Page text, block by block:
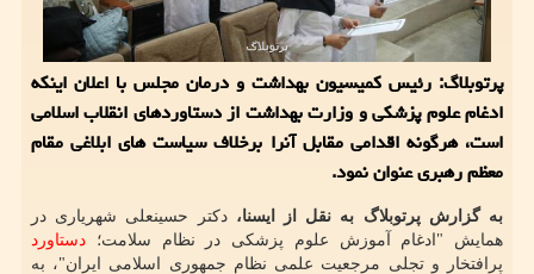
پرتوبلاگ: رئیس کمیسیون بهداشت و درمان مجلس با اعلان اینکه
ادغام علوم پزشکی و وزارت بهداشت از دستاوردهای انقلاب اسلامی
است، هرگونه اقدامی مقابل آنرا برخلاف سیاست های ابلاغی مقام
معظم رهبری عنوان نمود.
به گزارش پرتوبلاگ به نقل از ایسنا،دکتر حسینعلی شهریاری در
همایش "ادغام آموزش علوم پزشکی در نظام سلامت؛ دستاورد
پرافتخار و تجلی مرجعیت علمی نظام جمهوری اسلامی ایران"، به